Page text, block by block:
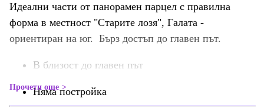
Идеални части от панорамен парцел с правилна
форма в местност "Старите лозя", Галата -
ориентиран на юг. Бърз достъп до главен път.
В близост до главен път
Няма постройка
Прочети още